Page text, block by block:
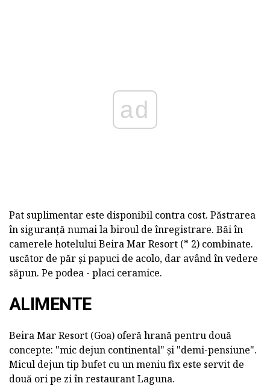
ad
Pat suplimentar este disponibil contra cost. Păstrarea
în siguranță numai la biroul de înregistrare. Băi în
camerele hotelului Beira Mar Resort (* 2) combinate.
uscător de păr și papuci de acolo, dar având în vedere
săpun. Pe podea - placi ceramice.
ALIMENTE
Beira Mar Resort (Goa) oferă hrană pentru două
concepte: "mic dejun continental" și "demi-pensiune".
Micul dejun tip bufet cu un meniu fix este servit de
două ori pe zi în restaurant Laguna.